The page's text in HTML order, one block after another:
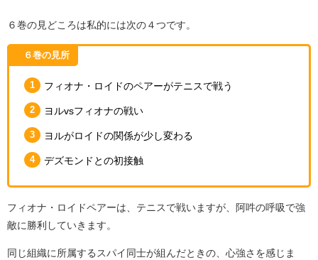
６巻の見どころは私的には次の４つです。
６巻の見所
フィオナ・ロイドのペアーがテニスで戦う
ヨルvsフィオナの戦い
ヨルがロイドの関係が少し変わる
デズモンドとの初接触
フィオナ・ロイドペアーは、テニスで戦いますが、阿吽の呼吸で強
敵に勝利していきます。
同じ組織に所属するスパイ同士が組んだときの、心強さを感じま